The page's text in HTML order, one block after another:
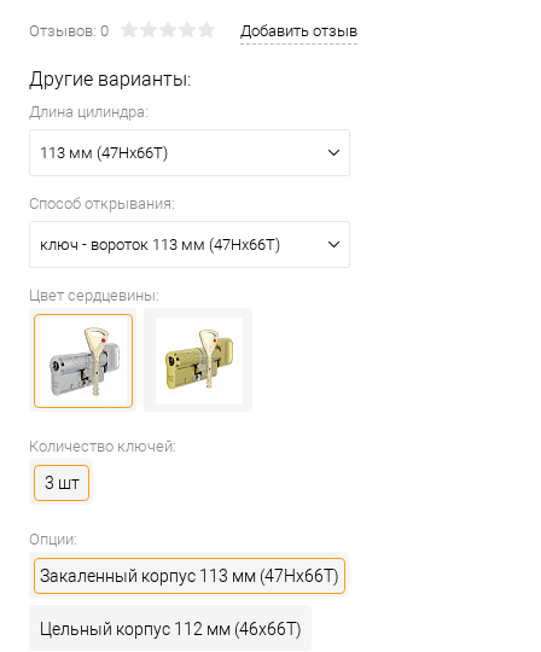
Отзывов: 0 Добавить отзыв
Другие варианты:
Длина цилиндра:
113 мм (47Hx66T)
Способ открывания:
ключ - вороток 113 мм (47Hx66T)
Цвет сердцевины:
Количество ключей:
3 шт
Опции:
Закаленный корпус 113 мм (47Hx66T)
Цельный корпус 112 мм (46x66T)